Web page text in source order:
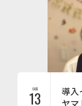
CASE
13
導入
ヤ